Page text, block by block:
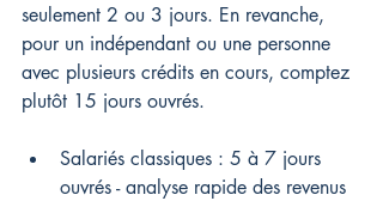
seulement 2 ou 3 jours. En revanche,
pour un indépendant ou une personne
avec plusieurs crédits en cours, comptez
plutôt 15 jours ouvrés.
Salariés classiques : 5 à 7 jours
ouvrés - analyse rapide des revenus